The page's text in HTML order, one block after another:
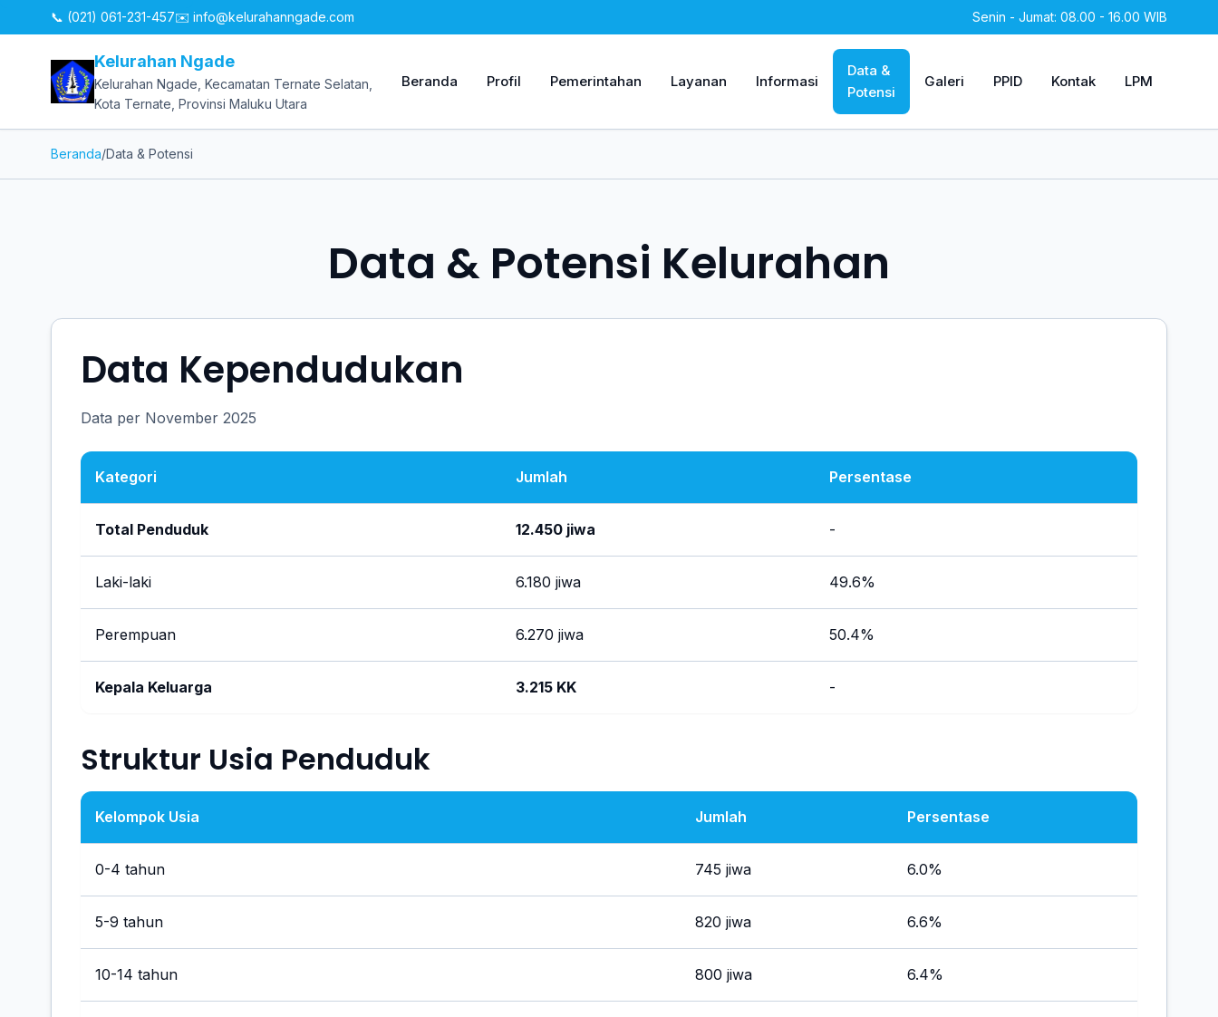
📞 (021) 061-231-457✉️ info@kelurahanngade.com Senin - Jumat: 08.00 - 16.00 WIB
Kelurahan Ngade
Kelurahan Ngade, Kecamatan Ternate Selatan,
Kota Ternate, Provinsi Maluku Utara
Beranda Profil Pemerintahan Layanan Informasi
Data &
Potensi
Galeri PPID Kontak LPM
Beranda/Data & Potensi
Data & Potensi Kelurahan
Data Kependudukan
Data per November 2025
Kategori Jumlah Persentase
Total Penduduk 12.450 jiwa -
Laki-laki 6.180 jiwa 49.6%
Perempuan 6.270 jiwa 50.4%
Kepala Keluarga 3.215 KK -
Struktur Usia Penduduk
Kelompok Usia Jumlah Persentase
0-4 tahun 745 jiwa 6.0%
5-9 tahun 820 jiwa 6.6%
10-14 tahun 800 jiwa 6.4%